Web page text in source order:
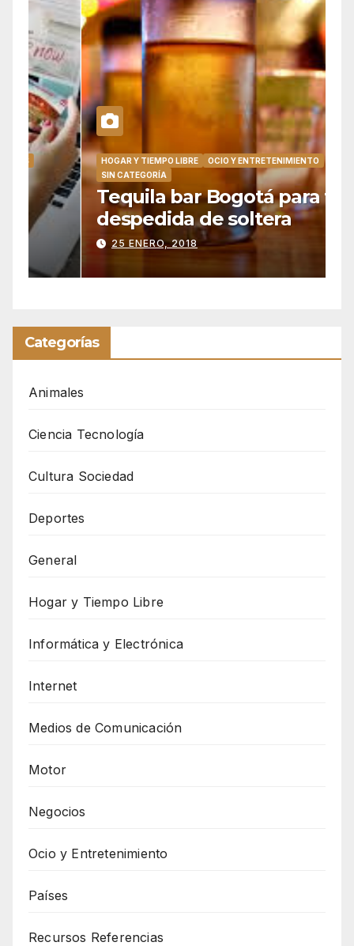
HOGAR Y TIEMPO LIBRE
OCIO Y ENTRETENIMIENTO
SIN CATEGORÍA
Tequila bar Bogotá para tu
despedida de soltera
25 ENERO, 2018
Categorías
Animales
Ciencia Tecnología
Cultura Sociedad
Deportes
General
Hogar y Tiempo Libre
Informática y Electrónica
Internet
Medios de Comunicación
Motor
Negocios
Ocio y Entretenimiento
Países
Recursos Referencias